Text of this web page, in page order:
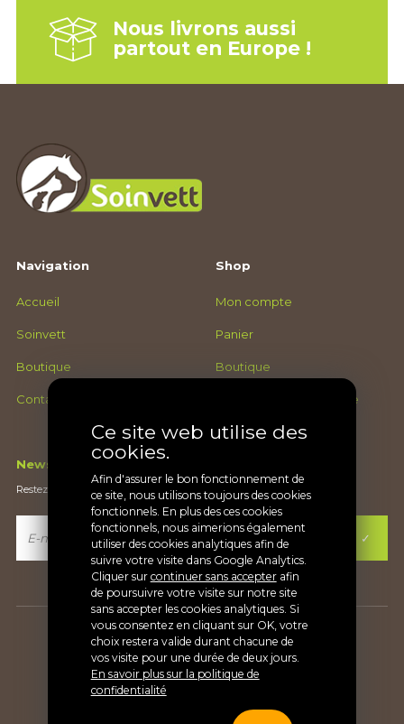
Nous livrons aussi
partout en Europe !
Navigation
Accueil
Soinvett
Boutique
Contact
Shop
Mon compte
Panier
Boutique
Conditions générales de
Newsletter
Restez au courant de nos nouveautés
Copyright Soinvett® | Vie privée
Ce site web utilise des
cookies.
Afin d'assurer le bon fonctionnement de
ce site, nous utilisons toujours des cookies
fonctionnels. En plus des ces cookies
fonctionnels, nous aimerions également
utiliser des cookies analytiques afin de
suivre votre visite dans Google Analytics.
Cliquer sur continuer sans accepterafin
de poursuivre votre visite sur notre site
sans accepter les cookies analytiques. Si
vous consentez en cliquant sur OK, votre
choix restera valide durant chacune de
vos visite pour une durée de deux jours.
En savoir plus sur la politique de
confidentialité